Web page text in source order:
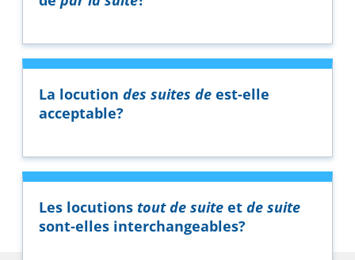
La locution des suites de est-elle
acceptable?
Les locutions tout de suite et de suite
sont-elles interchangeables?